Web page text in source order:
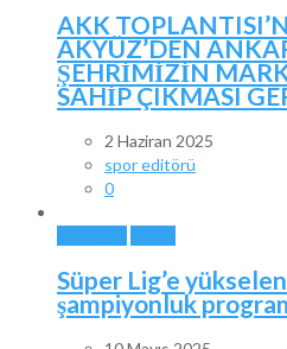
AKK
AKYÜZ’DEN
ŞEHRİMİZİN
SAHİP ÇIKMASI
2 Haziran 2025
spor editörü
0
Süper Lig’e
şampiyonluk